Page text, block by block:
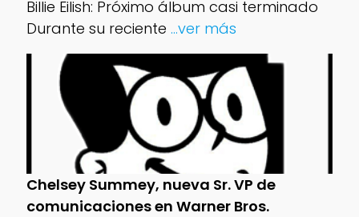
Billie Eilish: Próximo álbum casi terminado
Durante su reciente ...ver más
Chelsey Summey, nueva Sr. VP de
comunicaciones en Warner Bros.